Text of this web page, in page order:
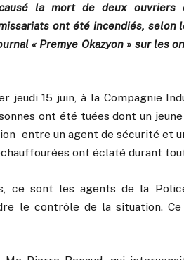
la mort de deux
ont été incendiés, selon
« Premye Okazyon » sur les
jeudi 15 juin, à la Compagnie
ont été tuées dont un
entre un agent de sécurité et
ont éclaté durant
ce sont les agents de la
le contrôle de la situation. Ce